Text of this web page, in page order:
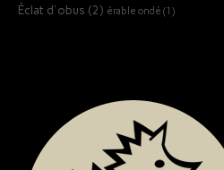
Éclat d'obus (2) érable ondé (1)